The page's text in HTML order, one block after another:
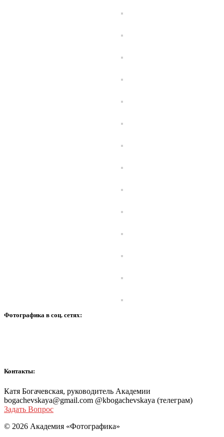
Фотографика в соц. сетях:
Контакты:
Катя Богачевская, руководитель Академии
bogachevskaya@gmail.com @kbogachevskaya (телеграм)
Задать Вопрос
© 2026 Академия «Фотографика»